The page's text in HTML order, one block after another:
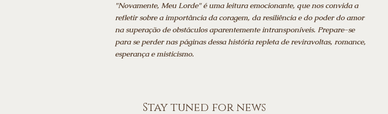
"Novamente, Meu Lorde" é uma leitura emocionante, que nos convida a
refletir sobre a importância da coragem, da resiliência e do poder do amor
na superação de obstáculos aparentemente intransponíveis. Prepare-se
para se perder nas páginas dessa história repleta de reviravoltas, romance,
esperança e misticismo.
Stay tuned for news